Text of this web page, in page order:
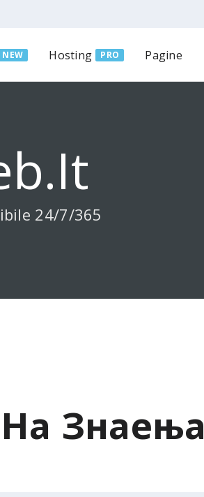
NEW Hosting PRO Pagine
24/7/365
Знаења